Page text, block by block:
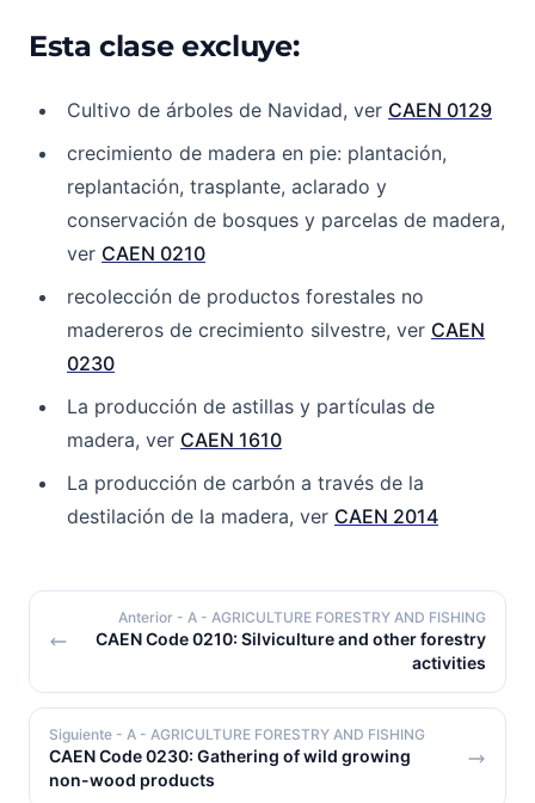
Esta clase excluye:
Cultivo de árboles de Navidad, ver CAEN 0129
crecimiento de madera en pie: plantación,
replantación, trasplante, aclarado y
conservación de bosques y parcelas de madera,
ver CAEN 0210
recolección de productos forestales no
madereros de crecimiento silvestre, ver CAEN
0230
La producción de astillas y partículas de
madera, ver CAEN 1610
La producción de carbón a través de la
destilación de la madera, ver CAEN 2014
Anterior - A - AGRICULTURE FORESTRY AND FISHING
CAEN Code 0210: Silviculture and other forestry
activities
Siguiente - A - AGRICULTURE FORESTRY AND FISHING
CAEN Code 0230: Gathering of wild growing
non-wood products